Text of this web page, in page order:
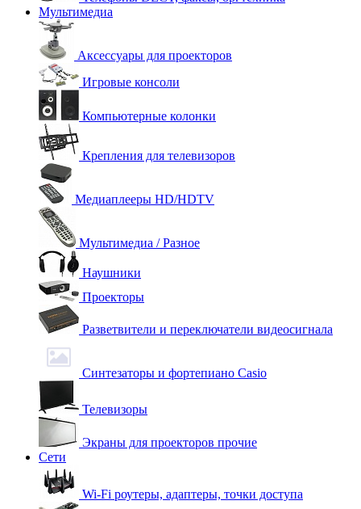
Мультимедиа
Аксессуары для проекторов
Игровые консоли
Компьютерные колонки
Крепления для телевизоров
Медиаплееры HD/HDTV
Мультимедиа / Разное
Наушники
Проекторы
Разветвители и переключатели видеосигнала
Синтезаторы и фортепиано Casio
Телевизоры
Экраны для проекторов прочие
Сети
Wi-Fi роутеры, адаптеры, точки доступа